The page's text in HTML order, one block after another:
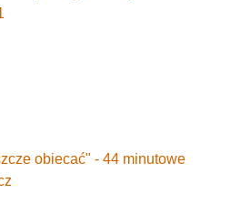
obiecać" - 44 minutowe